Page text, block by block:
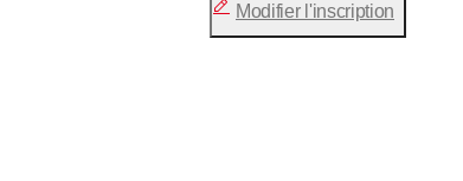
Modifier l'inscription